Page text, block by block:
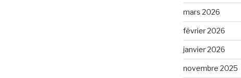
mars 2026
février 2026
janvier 2026
novembre 2025